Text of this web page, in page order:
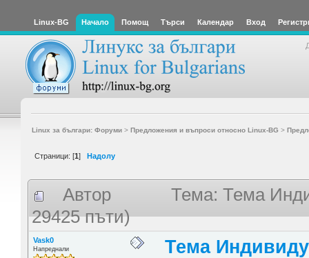
Linux-BG Начало Помощ Търси Календар Вход
Linux за българи: Форуми> Предложения и въпроси относно Linux-BG >
Страници: [1] Надолу
Автор
Тема: Тема
29425 пъти)
Vask0
Напреднали Тема